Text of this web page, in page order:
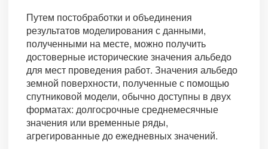
Путем постобработки и объединения
результатов моделирования с данными,
полученными на месте, можно получить
достоверные исторические значения альбедо
для мест проведения работ. Значения альбедо
земной поверхности, полученные с помощью
спутниковой модели, обычно доступны в двух
форматах: долгосрочные среднемесячные
значения или временные ряды,
агрегированные до ежедневных значений.